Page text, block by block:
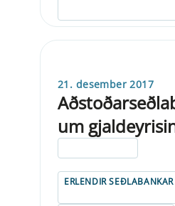
21. desember 2017
um
ERLENDIR SEÐLABANKAR